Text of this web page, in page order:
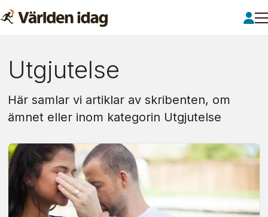
Om:
utgjutelse
Utgjutelse
Här samlar vi artiklar av skribenten, om
ämnet eller inom kategorin Utgjutelse